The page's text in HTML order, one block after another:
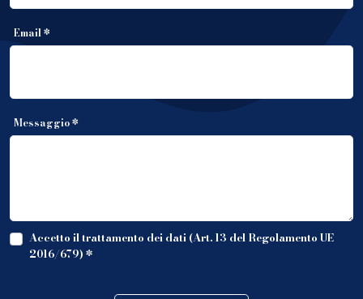
Email *
Messaggio *
Accetto il trattamento dei dati (Art. 13 del Regolamento UE
2016/679) *